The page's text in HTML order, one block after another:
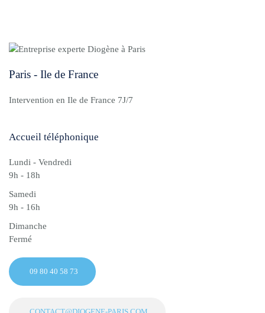
Paris - Ile de France
Intervention en Ile de France 7J/7
Accueil téléphonique
Lundi - Vendredi
9h - 18h
Samedi
9h - 16h
Dimanche
Fermé
09 80 40 58 73